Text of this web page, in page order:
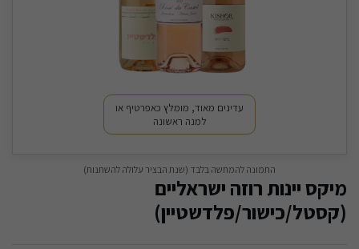
עדינים מאוד, מומלץ כאפרטיף או
למנה ראשונה
התמונה להמחשה בלבד (שנת הבציר עלולה להשתנות)
מיקס יינות רוזה ישראליים
(קסטל/כישור/פלדשטיין)